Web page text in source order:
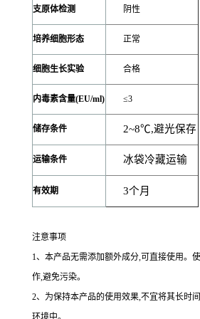
支原体检测 阴性
培养细胞形态 正常
细胞生长实验 合格
内毒素含量(EU/ml) ≤3
储存条件 2~8℃,避光保存
运输条件 冰袋冷藏运输
有效期 3个月
注意事项
1、本产品无需添加额外成分,可直接使用。
作,避免污染。
2、为保持本产品的使用效果,不宜将其长时
环境中。